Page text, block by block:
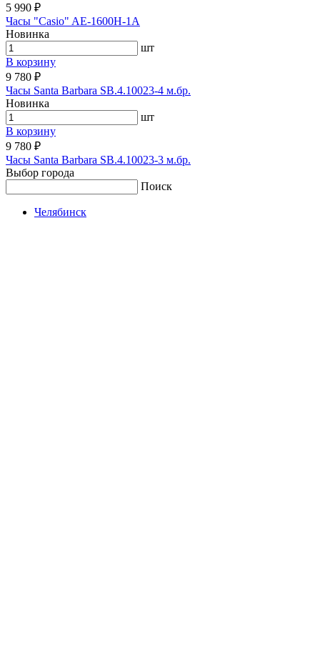
5 990 ₽
Часы "Casio" AE-1600H-1A
Новинка
шт
В корзину
9 780 ₽
Часы Santa Barbara SB.4.10023-4 м.бр.
Новинка
шт
В корзину
9 780 ₽
Часы Santa Barbara SB.4.10023-3 м.бр.
Выбор города
Поиск
Челябинск